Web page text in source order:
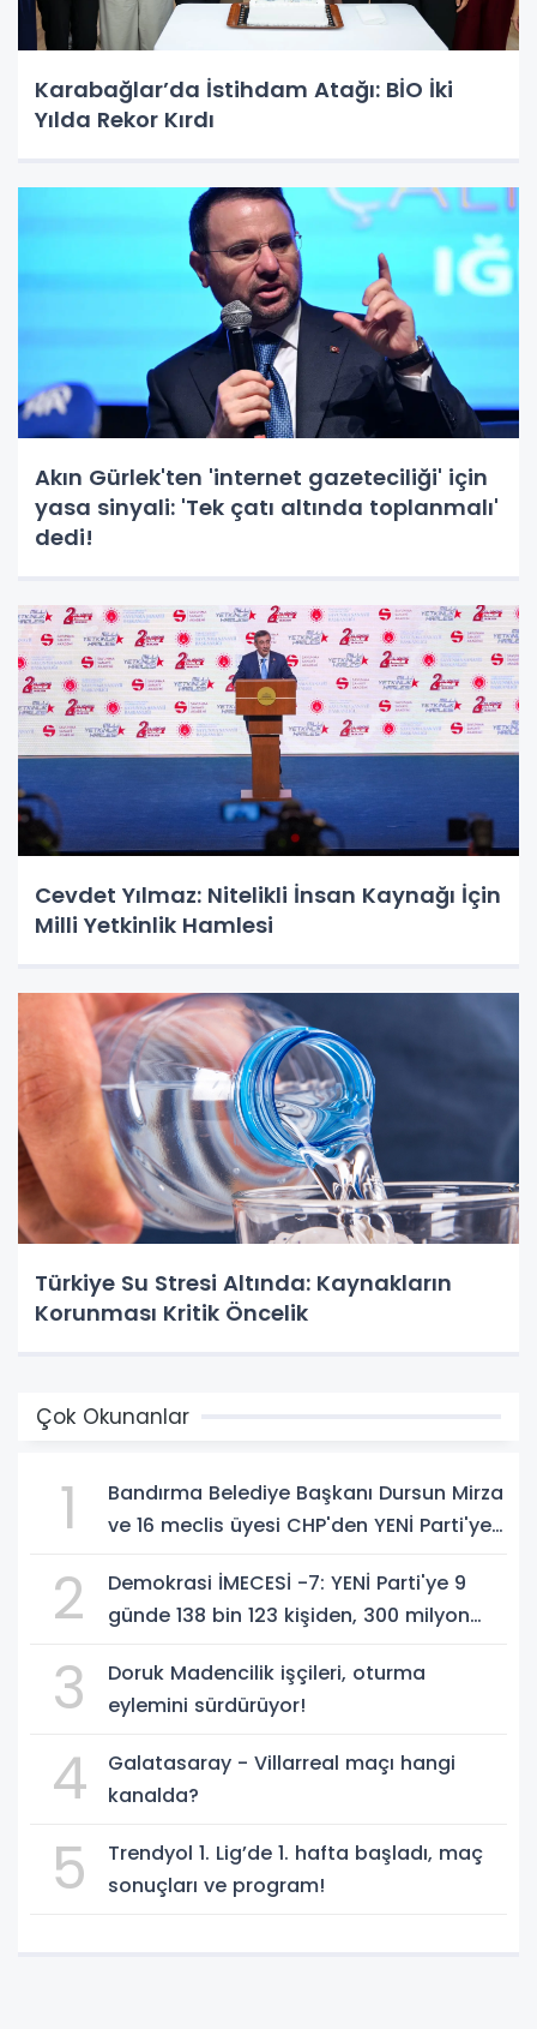
Karabağlar’da İstihdam Atağı: BİO İki
Yılda Rekor Kırdı
Akın Gürlek'ten 'internet gazeteciliği' için
yasa sinyali: 'Tek çatı altında toplanmalı'
dedi!
Cevdet Yılmaz: Nitelikli İnsan Kaynağı İçin
Milli Yetkinlik Hamlesi
Türkiye Su Stresi Altında: Kaynakların
Korunması Kritik Öncelik
Çok Okunanlar
1
Bandırma Belediye Başkanı Dursun Mirza
ve 16 meclis üyesi CHP'den YENİ Parti'ye
2
Demokrasi İMECESİ -7: YENİ Parti'ye 9
günde 138 bin 123 kişiden, 300 milyon
3
Doruk Madencilik işçileri, oturma
eylemini sürdürüyor!
4
Galatasaray - Villarreal maçı hangi
kanalda?
5
Trendyol 1. Lig’de 1. hafta başladı, maç
sonuçları ve program!